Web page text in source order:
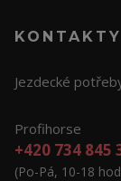
KONTAKTY
Jezdecké
Profihorse
+420 734 845
(Po-Pá, 10-18